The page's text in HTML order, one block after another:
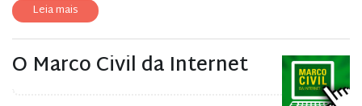
Leia mais
O Marco Civil da Internet